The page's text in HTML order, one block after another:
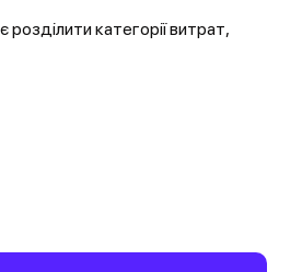
категорії витрат,